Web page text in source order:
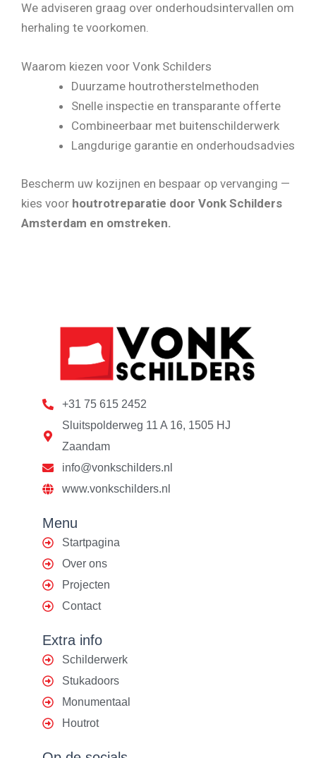
We adviseren graag over onderhoudsintervallen om
herhaling te voorkomen.
Waarom kiezen voor Vonk Schilders
Duurzame houtrotherstelmethoden
Snelle inspectie en transparante offerte
Combineerbaar met buitenschilderwerk
Langdurige garantie en onderhoudsadvies
Bescherm uw kozijnen en bespaar op vervanging —
kies voor houtrotreparatie door Vonk Schilders
Amsterdam en omstreken.
+31 75 615 2452
Sluitspolderweg 11 A 16, 1505 HJ
Zaandam
info@vonkschilders.nl
www.vonkschilders.nl
Menu
Startpagina
Over ons
Projecten
Contact
Extra info
Schilderwerk
Stukadoors
Monumentaal
Houtrot